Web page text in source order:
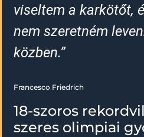
viseltem a karkötőt,
nem szeretném
közben.”
Francesco Friedrich
18-szoros
szeres olimpiai